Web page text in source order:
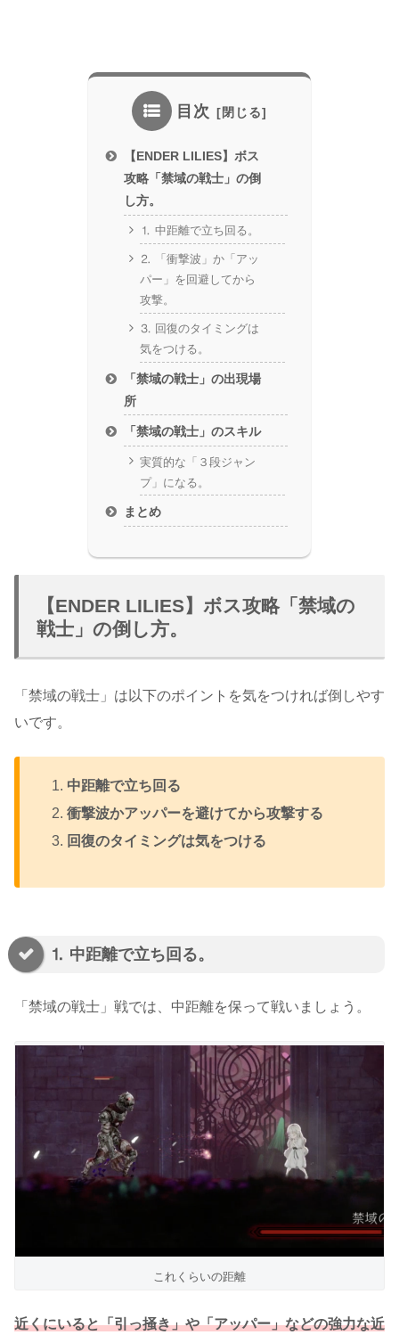
目次
【ENDER LILIES】ボス
攻略「禁域の戦士」の倒
し方。
⒈ 中距離で立ち回る。
⒉ 「衝撃波」か「アッ
パー」を回避してから
攻撃。
⒊ 回復のタイミングは
気をつける。
「禁域の戦士」の出現場
所
「禁域の戦士」のスキル
実質的な「３段ジャン
プ」になる。
まとめ
【ENDER LILIES】ボス攻略「禁域の
戦士」の倒し方。
「禁域の戦士」は以下のポイントを気をつければ倒しやす
いです。
中距離で立ち回る
衝撃波かアッパーを避けてから攻撃する
回復のタイミングは気をつける
⒈ 中距離で立ち回る。
「禁域の戦士」戦では、中距離を保って戦いましょう。
これくらいの距離
近くにいると「引っ掻き」や「アッパー」などの強力な近